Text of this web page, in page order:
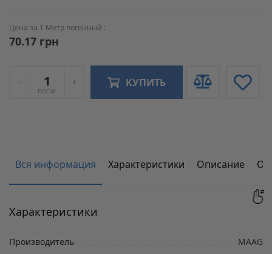
Цена за 1 Метр погонный :
70.17 грн
пог.м
КУПИТЬ
Вся информация Характеристики Описание
Характеристики
Производитель
MAAG